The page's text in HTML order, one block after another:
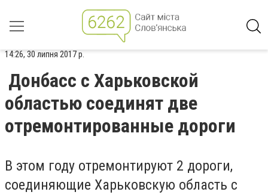
14:26, 30 липня 2017 р.
Донбасс с Харьковской
областью соединят две
отремонтированные дороги
В этом году отремонтируют 2 дороги,
соединяющие Харьковскую область с